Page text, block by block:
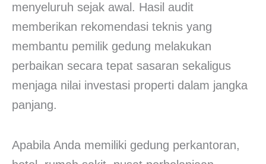
menyeluruh sejak awal. Hasil audit
memberikan rekomendasi teknis yang
membantu pemilik gedung melakukan
perbaikan secara tepat sasaran sekaligus
menjaga nilai investasi properti dalam jangka
panjang.
Apabila Anda memiliki gedung perkantoran,